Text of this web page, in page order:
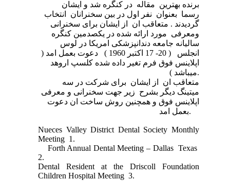
رسما بعنوان نفر اول در بین سخنرانان انتخاب
گردیدند . متعاقب ان از ایشان برای سخنرانی
ومعرفی مورد ارائه شده در یکصدمین کنگره
سالیانه جامعه دندانپزشکی امریکا در لوس
انجلس ( 20- 17 اکتبر 1960 ) دعوت بعمل امد (
اپلاینس فوق فرم تغیر داده شده کلسپ اروهد
میباشد ).
میتینگ دیگر بشرح زیر جهت سخنرانی و معرفی
اپلاینس فوق و همچنین روش ساخت ان دعوت
بعمل امد.
Nueces Valley District Dental Society Monthly
Meeting 1.
Forth Annual Dental Meeting – Dallas Texas
2.
Dental Resident at the Driscoll Foundation
Children Hospital Meeting 3.